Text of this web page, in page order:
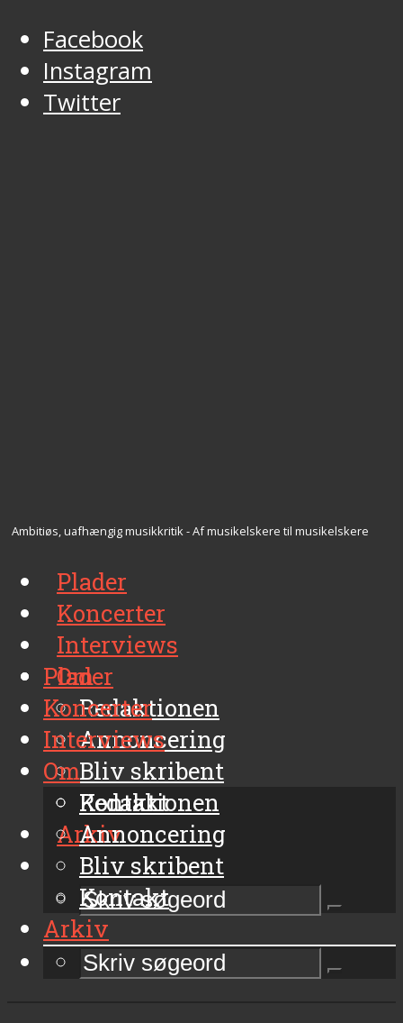
Facebook
Instagram
Twitter
Ambitiøs, uafhængig musikkritik - Af musikelskere til musikelskere
Plader
Koncerter
Interviews
Om
Redaktionen
Annoncering
Bliv skribent
Kontakt
Arkiv
Plader
Koncerter
Interviews
Om
Redaktionen
Annoncering
Bliv skribent
Kontakt
Arkiv